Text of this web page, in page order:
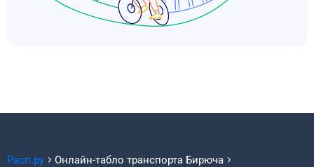
Расп.ру Онлайн-табло транспорта Бирюча